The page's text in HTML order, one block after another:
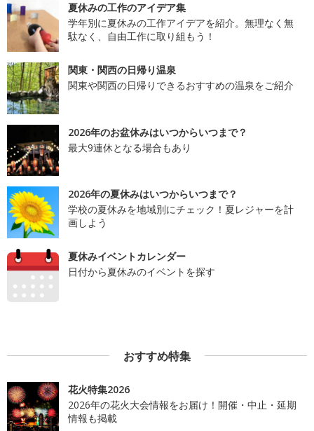
夏休みの工作のアイデア集
学年別に夏休みの工作アイデアを紹介。無理なく無
駄なく、自由工作に取り組もう！
関東・関西の日帰り温泉
関東や関西の日帰りできるおすすめの温泉をご紹介
2026年のお盆休みはいつからいつまで？
最大9連休となる場合もあり
2026年の夏休みはいつからいつまで？
学校の夏休みを地域別にチェック！夏レジャーを計
画しよう
夏休みイベントカレンダー
日付から夏休みのイベントを探す
おすすめ特集
花火特集2026
2026年の花火大会情報をお届け！開催・中止・延期
情報も掲載